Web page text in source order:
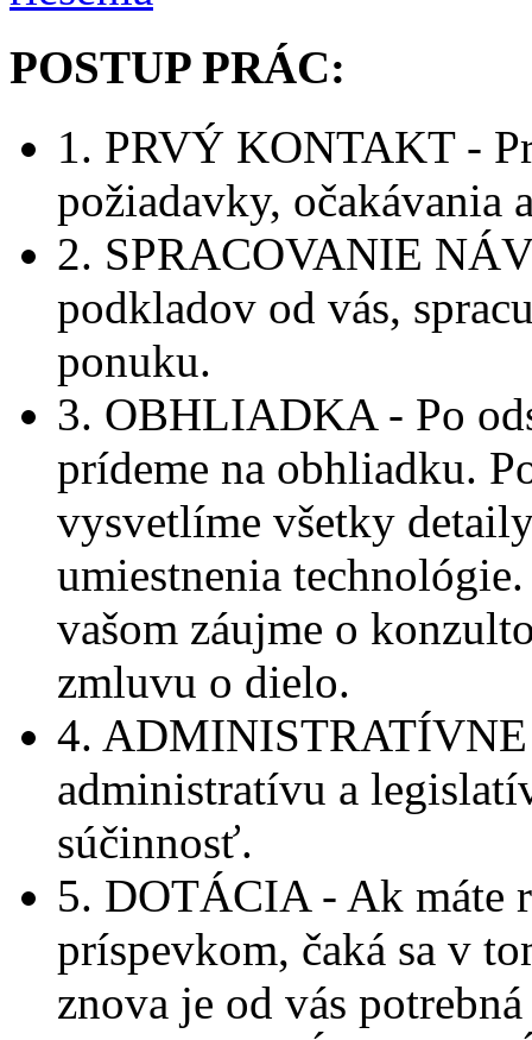
POSTUP PRÁC:
1. PRVÝ KONTAKT -
požiadavky, očakávania
2. SPRACOVANIE
podkladov od vás,
ponuku.
3. OBHLIADKA - Po
prídeme na obhliadku.
vysvetlíme všetky
umiestnenia
vašom záujme o
zmluvu o dielo.
4. ADMINISTRATÍVNE
administratívu a
súčinnosť.
5. DOTÁCIA - Ak máte
príspevkom, čaká sa v
znova je od vás